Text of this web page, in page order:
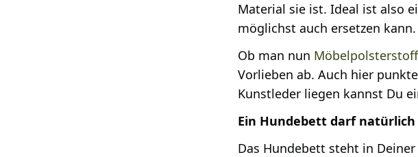
Material sie ist. Ideal ist also
möglichst auch ersetzen kann.
Ob man nun Möbelpolsterstoff
Vorlieben ab. Auch hier
Kunstleder liegen kannst Du
Ein Hundebett darf
Das Hundebett steht in